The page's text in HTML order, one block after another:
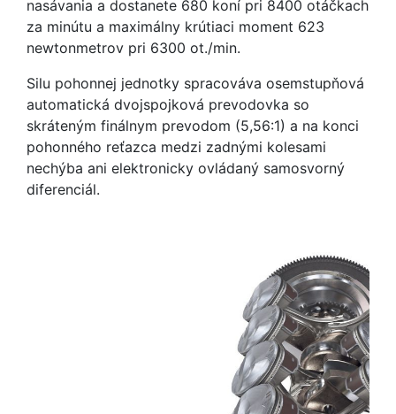
nasávania a dostanete 680 koní pri 8400 otáčkach
za minútu a maximálny krútiaci moment 623
newtonmetrov pri 6300 ot./min.
Silu pohonnej jednotky spracováva osemstupňová
automatická dvojspojková prevodovka so
skráteným finálnym prevodom (5,56:1) a na konci
pohonného reťazca medzi zadnými kolesami
nechýba ani elektronicky ovládaný samosvorný
diferenciál.